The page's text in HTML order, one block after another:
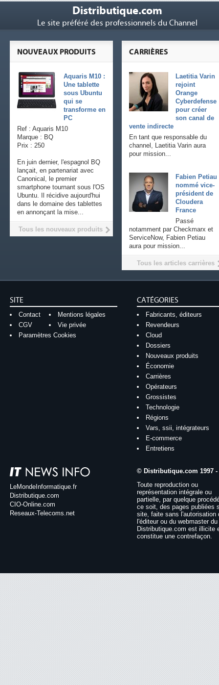
Distributique.com
Le site préféré des professionnels du Channel
CARRIÈRES
Laetitia Varin
rejoint
Orange
Cyberdefense
pour créer
son canal de
vente indirecte
En tant que responsable du
channel, Laetitia Varin aura
pour mission...
Fabien Petiau
nommé vice-
président de
Cloudera
France
Passé
notamment par Checkmarx et
ServiceNow, Fabien Petiau
aura pour mission...
Tous les articles carrières
NOUVEAUX PRODUITS
Aquaris M10 :
Une tablette
sous Ubuntu
qui se
transforme en
PC
Ref : Aquaris M10
Marque : BQ
Prix : 250
En juin dernier, l'espagnol BQ
lançait, en partenariat avec
Canonical, le premier
smartphone tournant sous l'OS
Ubuntu. Il récidive aujourd'hui
dans le domaine des tablettes
en annonçant la mise...
Tous les nouveaux produits
SITE
Contact
Mentions légales
CGV
Vie privée
Paramètres Cookies
CATÉGORIES
Fabricants, éditeurs
Revendeurs
Cloud
Dossiers
Nouveaux produits
Économie
Carrières
Opérateurs
Grossistes
Technologie
Régions
Vars, ssii, intégrateurs
E-commerce
Entretiens
LeMondeInformatique.fr
Distributique.com
CIO-Online.com
Reseaux-Telecoms.net
© Distributique.com 1997 -
Toute reproduction ou
représentation intégrale ou
partielle, par quelque
ce soit, des pages publiées
site, faite sans l'autorisation
l'éditeur ou du webmaster
Distributique.com est illicite
constitue une contrefaçon.